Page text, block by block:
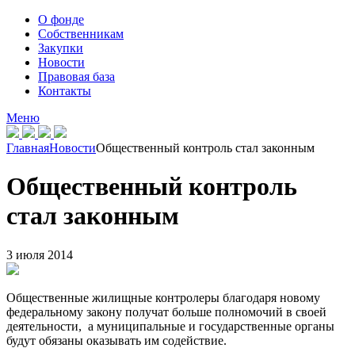
О фонде
Собственникам
Закупки
Новости
Правовая база
Контакты
Меню
ГлавнаяНовостиОбщественный контроль стал законным
Общественный контроль
стал законным
3 июля 2014
Общественные жилищные контролеры благодаря новому
федеральному закону получат больше полномочий в своей
деятельности, а муниципальные и государственные органы
будут обязаны оказывать им содействие.